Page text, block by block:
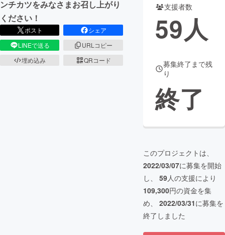
ンチカツをみなさまお召し上がり
ください！
ポスト
シェア
LINEで送る
URLコピー
埋め込み
QRコード
支援者数
59人
募集終了まで残
り
終了
このプロジェクトは、
2022/03/07に募集を開始
し、 59人の支援により
109,300円の資金を集
め、 2022/03/31に募集を
終了しました